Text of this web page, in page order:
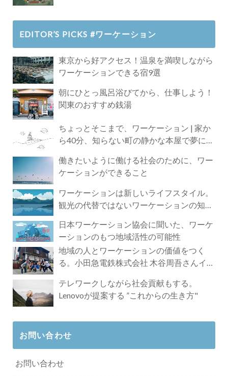
EDITOR’S PICKS #ワーケーション
東京から好アクセス！温泉を満喫しながら
ワーケーションできる宿9選
朝にひとっ風呂浴びてから、仕事しよう！
関東のおすすめ銭湯
ちょっとそこまで、ワーケーション | 家か
ら40分、知らない町の静かな本屋で夢に近
働きたいように働ける社会のために、ワー
ケーションができること
ワーケーションは新しいライフスタイル。
観光の代替ではないワーケーションの知ら
日本ワーケーション協会に聞いた、ワーケ
ーションのもつ地域活性の可能性
地域の人とワーケーションの価値をつく
る。小田急電鉄株式会社 木谷周吾さんイン
テレワークしながら社会貢献もする。
Lenovoが提案する ”これからの生き方"
お問い合わせ
お問い合わせ